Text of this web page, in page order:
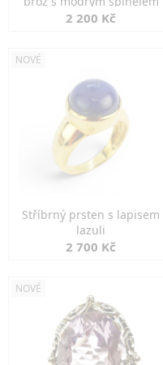
2 200 Kč
NOVÉ
Stříbrný prsten s lapisem
lazuli
2 700 Kč
NOVÉ